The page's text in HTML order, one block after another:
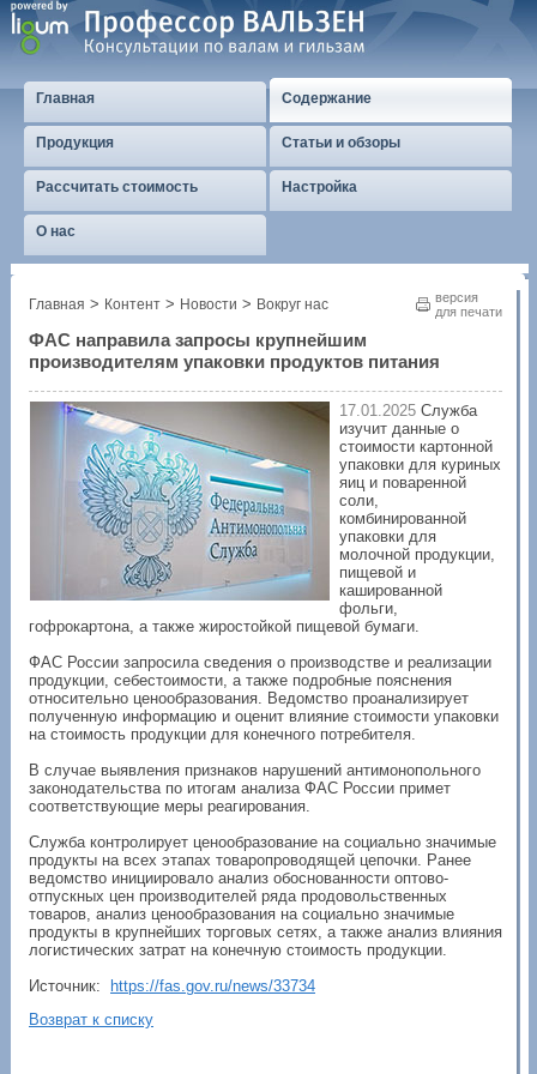
Главная Содержание
Продукция Статьи и обзоры
Рассчитать стоимость Настройка
О нас
версия
для печати
Главная > Контент > Новости > Вокруг нас
ФАС направила запросы крупнейшим
производителям упаковки продуктов питания
17.01.2025 Служба
изучит данные о
стоимости картонной
упаковки для куриных
яиц и поваренной
соли,
комбинированной
упаковки для
молочной продукции,
пищевой и
кашированной
фольги,
гофрокартона, а также жиростойкой пищевой бумаги.
ФАС России запросила сведения о производстве и реализации
продукции, себестоимости, а также подробные пояснения
относительно ценообразования. Ведомство проанализирует
полученную информацию и оценит влияние стоимости упаковки
на стоимость продукции для конечного потребителя.
В случае выявления признаков нарушений антимонопольного
законодательства по итогам анализа ФАС России примет
соответствующие меры реагирования.
Служба контролирует ценообразование на социально значимые
продукты на всех этапах товаропроводящей цепочки. Ранее
ведомство инициировало анализ обоснованности оптово-
отпускных цен производителей ряда продовольственных
товаров, анализ ценообразования на социально значимые
продукты в крупнейших торговых сетях, а также анализ влияния
логистических затрат на конечную стоимость продукции.
Источник:
https://fas.gov.ru/news/33734
Возврат к списку